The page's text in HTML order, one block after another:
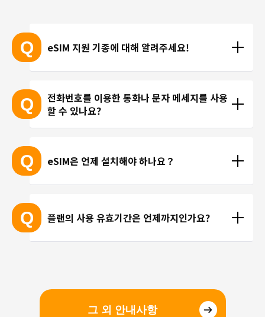
Q eSIM 지원 기종에 대해 알려주세요!
※ eSIM 지원 기기가 계속 출시되고 있기 때문에 최신
기기는 목록에 포함되지 않을 수 있습니다.
※ 고객님의 기기가 eSIM을 지원하는지 여부에 대해
서는 개별 문의를 통해 확인해 드리지 않습니다.
Q
전화번호를 이용한 통화나 문자 메세지를 사용
할 수 있나요?
고 있지 않습니다. 카카오톡, 인스타그램 등 인터넷 회
선을 이용한 통화를 이용해 주시기 바랍니다.
Q eSIM은 언제 설치해야 하나요？
하셔도 괜찮습니다. 현지 공항의 와이파이 속도가 걱
정되시는 분들은 국내에서 설치 및 설정을 완료하고,
현지에서 eSIM만 전환하는 방법을 추천해 드립니다.
Q 플랜의 사용 유효기간은 언제까지인가요?
그 외 안내사항